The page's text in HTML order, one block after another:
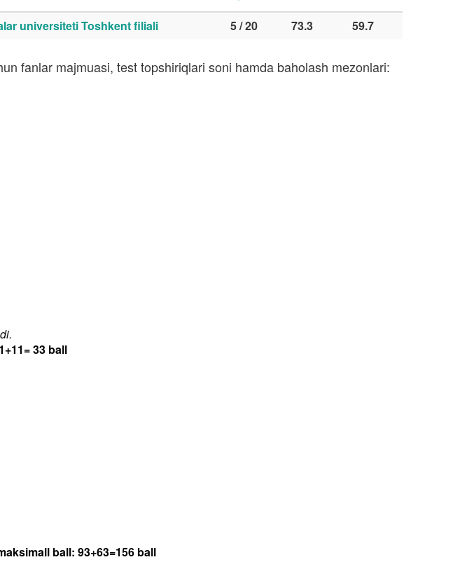
universiteti Toshkent filiali 5 / 20 73.3 59.7
fanlar majmuasi, test topshiriqlari soni hamda baholash mezonlari:
33 ball
ball: 93+63=156 ball